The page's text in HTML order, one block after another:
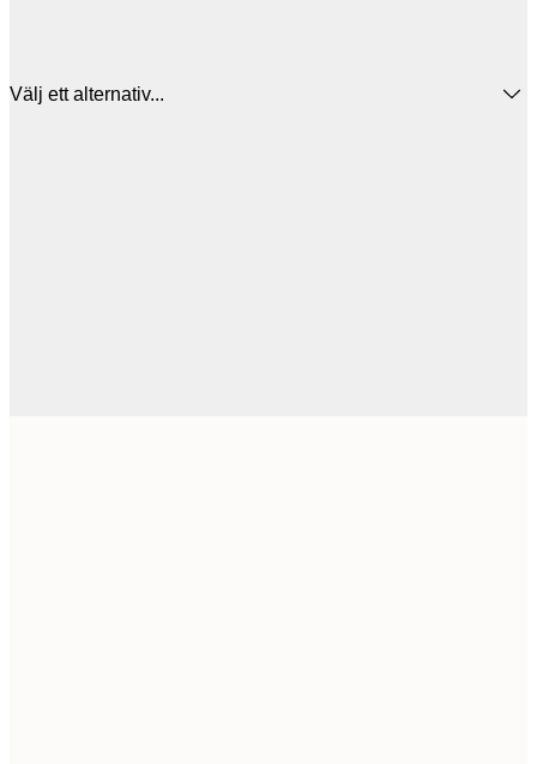
Välj ett alternativ...